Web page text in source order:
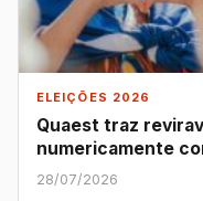
ELEIÇÕES 2026
Quaest traz
numericamente
28/07/2026